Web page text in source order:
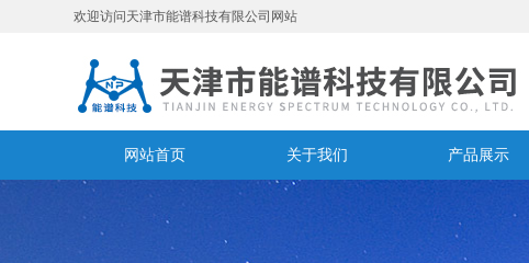
欢迎访问天津市能谱科技有限公司网站
网站首页 关于我们 产品展示